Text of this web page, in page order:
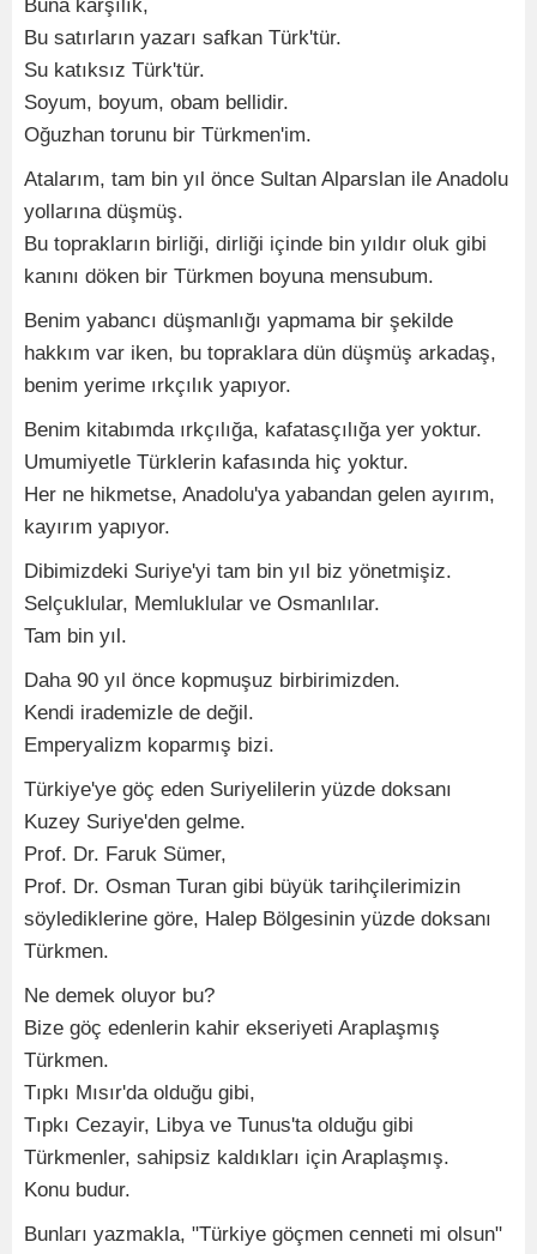
Buna karşılık,
Bu satırların yazarı safkan Türk'tür.
Su katıksız Türk'tür.
Soyum, boyum, obam bellidir.
Oğuzhan torunu bir Türkmen'im.
Atalarım, tam bin yıl önce Sultan Alparslan ile Anadolu
yollarına düşmüş.
Bu toprakların birliği, dirliği içinde bin yıldır oluk gibi
kanını döken bir Türkmen boyuna mensubum.
Benim yabancı düşmanlığı yapmama bir şekilde
hakkım var iken, bu topraklara dün düşmüş arkadaş,
benim yerime ırkçılık yapıyor.
Benim kitabımda ırkçılığa, kafatasçılığa yer yoktur.
Umumiyetle Türklerin kafasında hiç yoktur.
Her ne hikmetse, Anadolu'ya yabandan gelen ayırım,
kayırım yapıyor.
Dibimizdeki Suriye'yi tam bin yıl biz yönetmişiz.
Selçuklular, Memluklular ve Osmanlılar.
Tam bin yıl.
Daha 90 yıl önce kopmuşuz birbirimizden.
Kendi irademizle de değil.
Emperyalizm koparmış bizi.
Türkiye'ye göç eden Suriyelilerin yüzde doksanı
Kuzey Suriye'den gelme.
Prof. Dr. Faruk Sümer,
Prof. Dr. Osman Turan gibi büyük tarihçilerimizin
söylediklerine göre, Halep Bölgesinin yüzde doksanı
Türkmen.
Ne demek oluyor bu?
Bize göç edenlerin kahir ekseriyeti Araplaşmış
Türkmen.
Tıpkı Mısır'da olduğu gibi,
Tıpkı Cezayir, Libya ve Tunus'ta olduğu gibi
Türkmenler, sahipsiz kaldıkları için Araplaşmış.
Konu budur.
Bunları yazmakla, "Türkiye göçmen cenneti mi olsun"